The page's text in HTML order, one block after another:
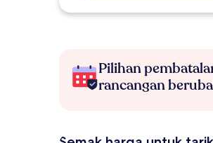
Pilihan
rancangan